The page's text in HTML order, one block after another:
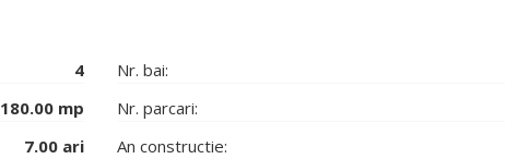
4
180.00 mp
7.00 ari
Nr. bai:
Nr. parcari:
An constructie: